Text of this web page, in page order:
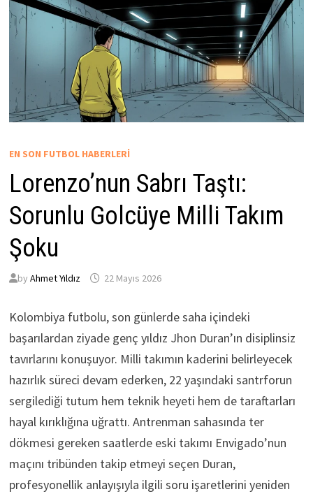
EN SON FUTBOL HABERLERI
Lorenzo’nun Sabrı Taştı:
Sorunlu Golcüye Milli Takım
Şoku
by Ahmet Yıldız 22 Mayıs 2026
Kolombiya futbolu, son günlerde saha içindeki
başarılardan ziyade genç yıldız Jhon Duran’ın disiplinsiz
tavırlarını konuşuyor. Milli takımın kaderini belirleyecek
hazırlık süreci devam ederken, 22 yaşındaki santrforun
sergilediği tutum hem teknik heyeti hem de taraftarları
hayal kırıklığına uğrattı. Antrenman sahasında ter
dökmesi gereken saatlerde eski takımı Envigado’nun
maçını tribünden takip etmeyi seçen Duran,
profesyonellik anlayışıyla ilgili soru işaretlerini yeniden